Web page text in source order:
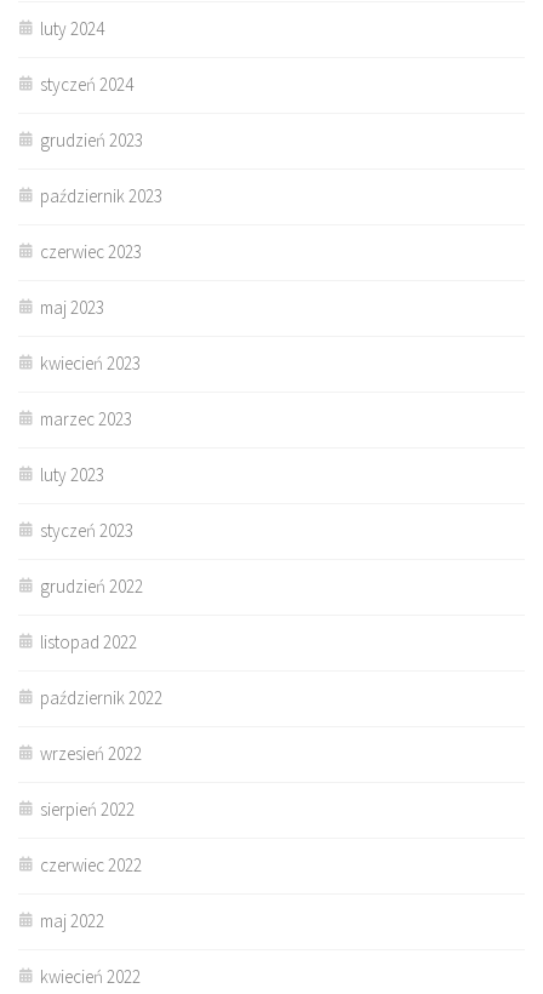
luty 2024
styczeń 2024
grudzień 2023
październik 2023
czerwiec 2023
maj 2023
kwiecień 2023
marzec 2023
luty 2023
styczeń 2023
grudzień 2022
listopad 2022
październik 2022
wrzesień 2022
sierpień 2022
czerwiec 2022
maj 2022
kwiecień 2022